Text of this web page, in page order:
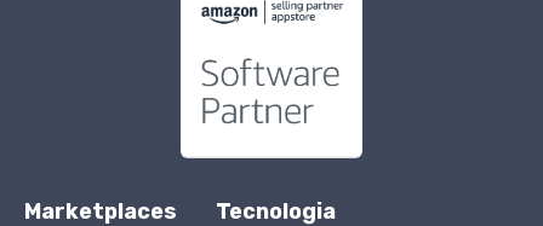
Marketplaces Tecnologia